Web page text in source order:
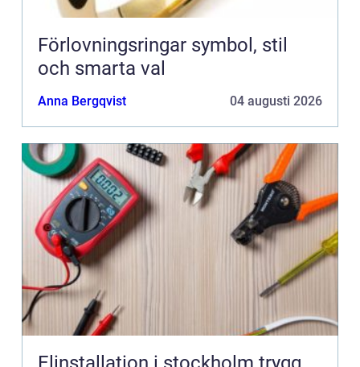
Förlovningsringar symbol, stil
och smarta val
Anna Bergqvist 04 augusti 2026